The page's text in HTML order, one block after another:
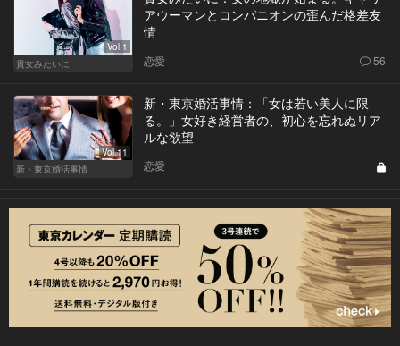
Vol.1
貴女みたいに
アウーマンとコンパニオンの歪んだ格差友
情
恋愛 56
Vol.11
新・東京婚活事情
新・東京婚活事情：「女は若い美人に限
る。」女好き経営者の、初心を忘れぬリア
ルな欲望
恋愛